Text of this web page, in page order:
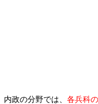
内政の分野では、 各兵科